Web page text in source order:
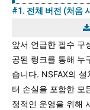
#1. 전체 버전 (처음
앞서 언급한 필수 구
공된 링크를 통해 누
습니다. NSFAX의
터 손실을 포함한 모
정적인 운영을 위해